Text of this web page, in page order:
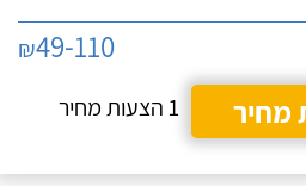
₪49-110
מחיר
1 הצעות מחיר